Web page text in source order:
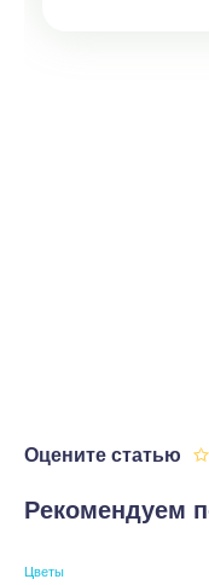
Оцените статью
Рекомендуем
Цветы